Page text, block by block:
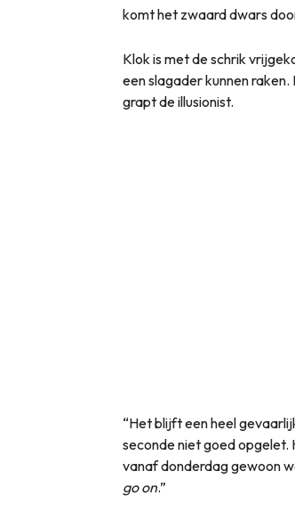
komt het zwaard dwars
Klok is met de schrik
een slagader kunnen
grapt de illusionist.
“Het blijft een heel
seconde niet goed opgelet.
vanaf donderdag gewoon
go on.”